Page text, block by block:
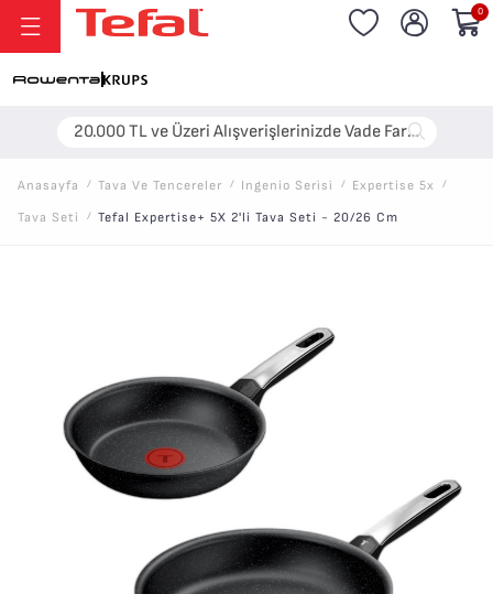
20.000 TL ve Üzeri Alışverişlerinizde Vade Farksız 6 Taksit!
0
Anasayfa / Tava Ve Tencereler / Ingenio Seri̇si̇ / Expertise 5x /
Tava Seti / Tefal Expertise+ 5X 2'li Tava Seti - 20/26 Cm